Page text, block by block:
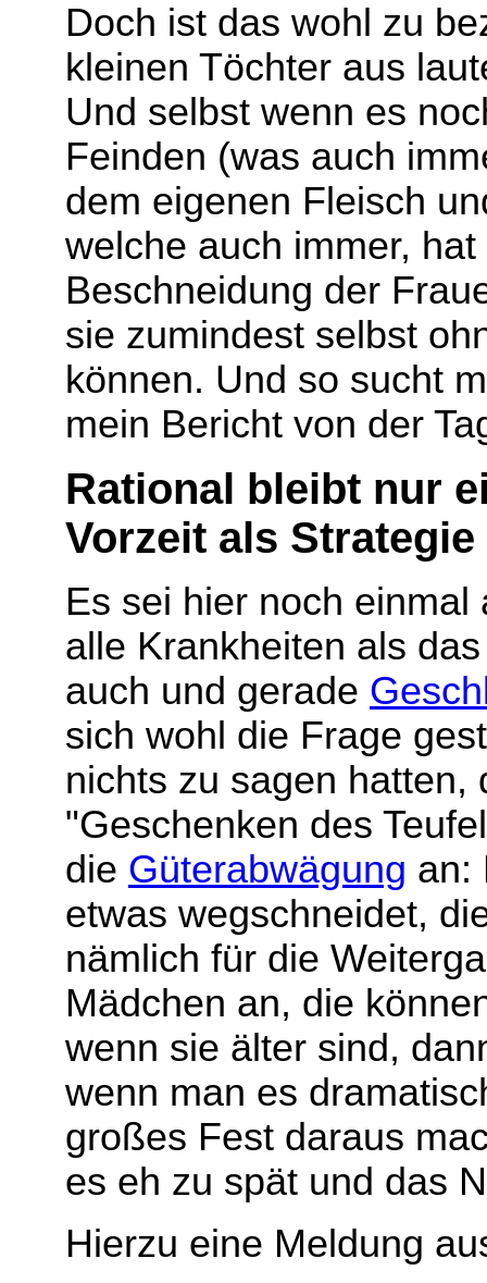
Doch ist das wohl zu
kleinen Töchter aus
Und selbst wenn es
Feinden (was auch
dem eigenen Fleisch
welche auch immer,
Beschneidung der
sie zumindest selbst
können. Und so sucht
mein Bericht von der
Rational bleibt nur
Vorzeit als
Es sei hier noch
alle Krankheiten als
auch und gerade
sich wohl die Frage
nichts zu sagen
"Geschenken des
die Güterabwägung an:
etwas wegschneidet,
nämlich für die
Mädchen an, die
wenn sie älter sind,
wenn man es
großes Fest daraus
es eh zu spät und das
Hierzu eine Meldung